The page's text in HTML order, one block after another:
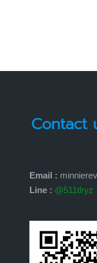
Contact
Email :
Line : @511tlryz